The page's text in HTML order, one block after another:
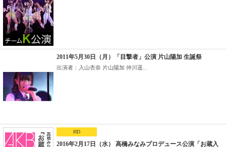
2011年5月30日（月）「目撃者」公演 片山陽加 生誕祭
出演者：入山杏奈 片山陽加 仲川遥...
HD
2016年2月17日（水） 高橋みなみプロデュース公演「お蔵入